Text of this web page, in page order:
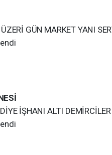
GÜN MARKET YANI
İŞHANI ALTI